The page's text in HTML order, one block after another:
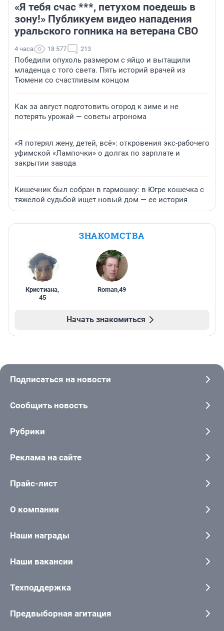
«Я тебя счас ***, петухом поедешь в
зону!» Публикуем видео нападения
уральского гопника на ветерана СВО
4 часа 18 577 213
Победили опухоль размером с яйцо и вытащили
младенца с того света. Пять историй врачей из
Тюмени со счастливым концом
Как за август подготовить огород к зиме и не
потерять урожай — советы агронома
«Я потерял жену, детей, всё»: откровения экс-рабочего
уфимской «Лампочки» о долгах по зарплате и
закрытии завода
Кишечник был собран в гармошку: в Югре кошечка с
тяжелой судьбой ищет новый дом — ее история
ЗНАКОМСТВА
Кристиана,
45
Roman,49
Начать знакомиться
Подписаться на новости
Сообщить новость
Рубрики
Реклама на сайте
Прайс-лист
О компании
Наши награды
Наши вакансии
Техподдержка
Предвыборная агитация